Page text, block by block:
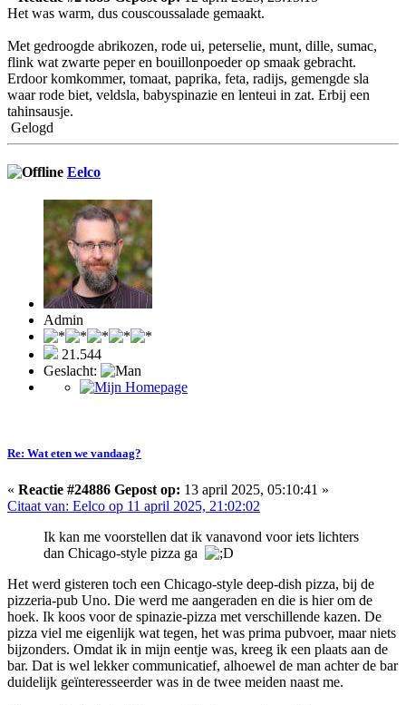
Het was warm, dus couscoussalade gemaakt.
Met gedroogde abrikozen, rode ui, peterselie, munt, dille, sumac,
flink wat zwarte peper en bouillonpoeder op smaak gebracht.
Erdoor komkommer, tomaat, paprika, feta, radijs, gemengde sla
waar rode biet, veldsla, babyspinazie en lenteui in zat. Erbij een
tahinsausje.
Gelogd
Eelco
Admin
21.544
Geslacht:
Re: Wat eten we vandaag?
« Reactie #24886 Gepost op: 13 april 2025, 05:10:41 »
Citaat van: Eelco op 11 april 2025, 21:02:02
Ik kan me voorstellen dat ik vanavond voor iets lichters
dan Chicago-style pizza ga
Het werd gisteren toch een Chicago-style deep-dish pizza, bij de
pizzeria-pub Uno. Die werd me aangeraden en die is hier om de
hoek. Ik koos voor de spinazie-pizza met verschillende kazen. De
pizza viel me eigenlijk wat tegen, het was prima pubvoer, maar niets
bijzonders. Omdat ik in mijn eentje was, kreeg ik een plaats aan de
bar. Dat is wel lekker communicatief, alhoewel de man achter de bar
duidelijk geïnteresseerder was in de twee meiden naast me.